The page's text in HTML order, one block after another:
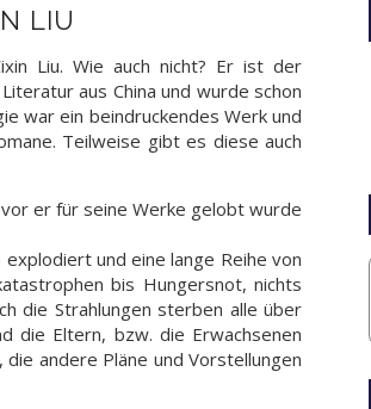
LIU
Liu. Wie auch nicht? Er ist der
aus China und wurde schon
war ein beindruckendes Werk und
Teilweise gibt es diese auch
er für seine Werke gelobt wurde
und eine lange Reihe von
bis Hungersnot, nichts
die Strahlungen sterben alle über
die Eltern, bzw. die Erwachsenen
andere Pläne und Vorstellungen